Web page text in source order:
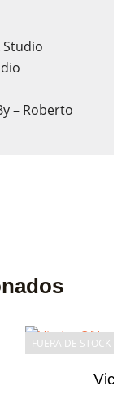
Studio
– Roberto
FUERA DE STOCK